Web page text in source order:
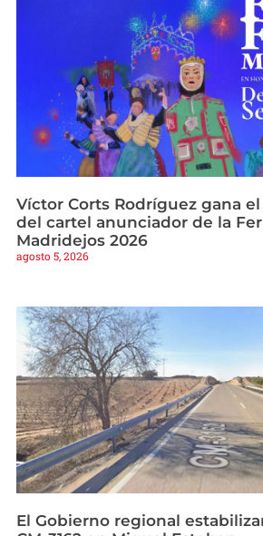
Víctor Corts Rodríguez gana
del cartel anunciador de la
Madridejos 2026
agosto 5, 2026
El Gobierno regional